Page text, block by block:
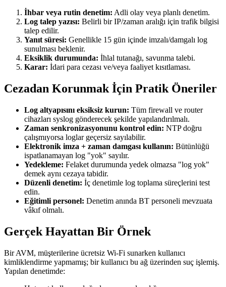
İhbar veya rutin denetim: Adli olay veya planlı denetim.
Log talep yazısı: Belirli bir IP/zaman aralığı için trafik bilgisi
talep edilir.
Yanıt süresi: Genellikle 15 gün içinde imzalı/damgalı log
sunulması beklenir.
Eksiklik durumunda: İhlal tutanağı, savunma talebi.
Karar: İdari para cezası ve/veya faaliyet kısıtlaması.
Cezadan Korunmak İçin Pratik Öneriler
Log altyapısını eksiksiz kurun: Tüm firewall ve router
cihazları syslog gönderecek şekilde yapılandırılmalı.
Zaman senkronizasyonunu kontrol edin: NTP doğru
çalışmıyorsa loglar geçersiz sayılabilir.
Elektronik imza + zaman damgası kullanın: Bütünlüğü
ispatlanamayan log "yok" sayılır.
Yedekleme: Felaket durumunda yedek olmazsa "log yok"
demek aynı cezaya tabidir.
Düzenli denetim: İç denetimle log toplama süreçlerini test
edin.
Eğitimli personel: Denetim anında BT personeli mevzuata
vâkıf olmalı.
Gerçek Hayattan Bir Örnek
Bir AVM, müşterilerine ücretsiz Wi-Fi sunarken kullanıcı
kimliklendirme yapmamış; bir kullanıcı bu ağ üzerinden suç işlemiş.
Yapılan denetimde: